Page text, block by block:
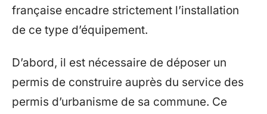
française encadre strictement l’installation
de ce type d’équipement.
D’abord, il est nécessaire de déposer un
permis de construire auprès du service des
permis d’urbanisme de sa commune. Ce